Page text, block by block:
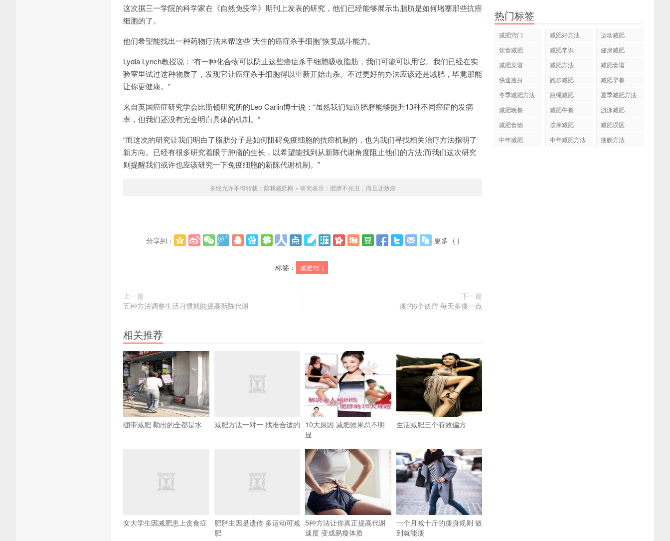
这次据三一学院的科学家在《自然免疫学》期刊上发表的研究，他们已经能够展示出脂肪是如何堵塞那些抗癌
细胞的了。
他们希望能找出一种药物疗法来帮这些“天生的癌症杀手细胞”恢复战斗能力。
Lydia Lynch教授说：“有一种化合物可以防止这些癌症杀手细胞吸收脂肪，我们可能可以用它。我们已经在实
验室里试过这种物质了，发现它让癌症杀手细胞得以重新开始击杀。不过更好的办法应该还是减肥，毕竟那能
让你更健康。”
来自英国癌症研究学会比斯顿研究所的Leo Carlin博士说：“虽然我们知道肥胖能够提升13种不同癌症的发病
率，但我们还没有完全明白具体的机制。”
“而这次的研究让我们明白了脂肪分子是如何阻碍免疫细胞的抗癌机制的，也为我们寻找相关治疗方法指明了
新方向。已经有很多研究着眼于肿瘤的生长，以希望能找到从新陈代谢角度阻止他们的方法;而我们这次研究
则提醒我们或许也应该研究一下免疫细胞的新陈代谢机制。”
未经允许不得转载： 陪我减肥网 » 研究表示：肥胖不光丑，而且还致癌
分享到： 更多 ( )
标签： 减肥窍门
上一篇
五种方法调整生活习惯就能提高新陈代谢
下一篇
瘦的6个诀窍 每天多瘦一点
相关推荐
绷带减肥 勒出的全都是水 减肥方法一对一 找准合适的 10大原因 减肥效果总不明
显
生活减肥三个有效偏方
女大学生因减肥患上贪食症
肥胖主因是遗传 多运动可减
肥
5种方法让你真正提高代谢
速度 变成易瘦体质
一个月减十斤的瘦身规则 做
到就能瘦
热门标签
减肥窍门 减肥好方法
运动减肥
饮食减肥
减肥常识
健康减肥
减肥菜谱
减肥方法
减肥食谱
快速瘦身
跑步减肥
减肥早餐
冬季减肥方法
跳绳减肥
夏季减肥方法
减肥晚餐
减肥午餐
游泳减肥
减肥食物
按摩减肥
减肥误区
中年减肥
中年减肥方法 瘦腰方法